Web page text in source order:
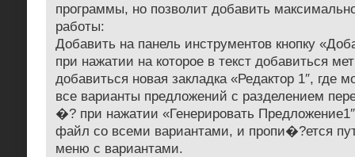
программы, но позволит добавить
работы:
Добавить на панель инструментов кнопку
при нажатии на которое в текст добавиться
добавиться новая закладка «Редактор 1″, где
все варианты предложений с разделением
�? при нажатии «Генерировать
файл со всеми вариантами, и пропи�?ется
меню с вариантами.